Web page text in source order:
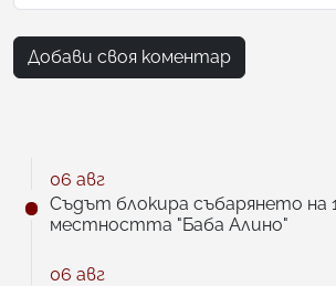
Добави своя коментар
06 авг
Съдът блокира събарянето на
местността "Баба Алино"
06 авг